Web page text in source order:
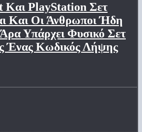
Και PlayStation Σετ
Και Οι Άνθρωποι Ήδη
Υπάρχει Φυσικό Σετ
Ένας Κωδικός Λήψης